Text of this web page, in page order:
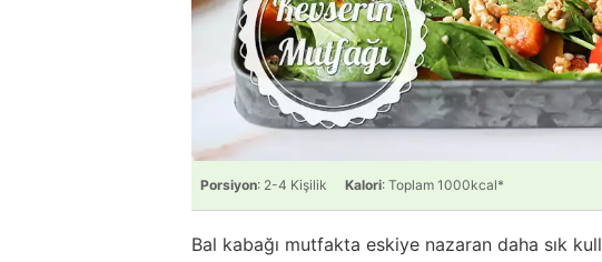
Porsiyon: 2-4 Kişilik Kalori: Toplam 1000kcal*
Bal kabağı mutfakta eskiye nazaran daha sık